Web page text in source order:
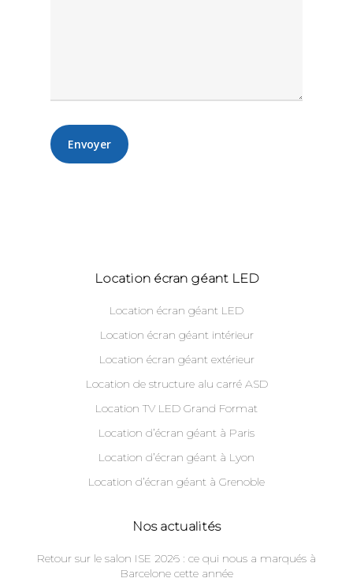
Location écran géant LED
Location écran géant LED
Location écran géant intérieur
Location écran géant extérieur
Location de structure alu carré ASD
Location TV LED Grand Format
Location d’écran géant à Paris
Location d’écran géant à Lyon
Location d’écran géant à Grenoble
Nos actualités
Retour sur le salon ISE 2026 : ce qui nous a marqués à
Barcelone cette année